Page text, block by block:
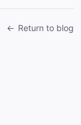
Return to blog